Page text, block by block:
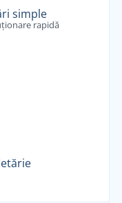
simple
rapidă